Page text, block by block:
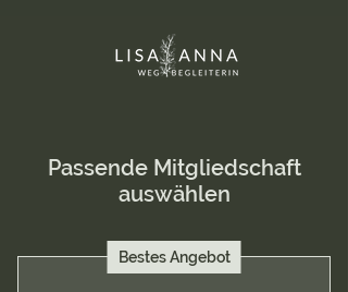
Passende Mitgliedschaft
auswählen
Bestes Angebot